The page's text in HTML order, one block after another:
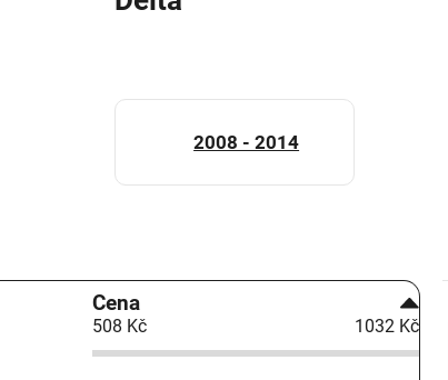
2008 - 2014
P
o
s
t
Cena
508 Kč 1032 Kč